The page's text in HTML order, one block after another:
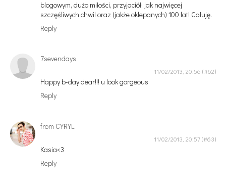
blogowym, dużo miłości, przyjaciół, jak najwięcej
szczęśliwych chwil oraz (jakże oklepanych) 100 lat! Całuję.
Reply
7sevendays
11/02/2013, 20:56
Happy b-day dear!!! u look gorgeous
Reply
from CYRYL
11/02/2013, 20:57
Kasia<3
Reply